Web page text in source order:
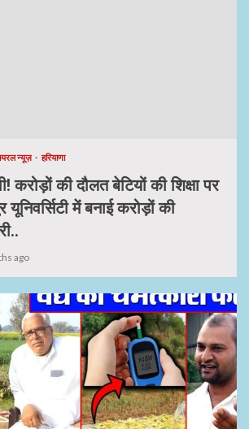
न्यूज़ हरियाणा
की दौलत बेटियों की शिक्षा पर
यूनिवर्सिटी में बनाई करोड़ों की
ago